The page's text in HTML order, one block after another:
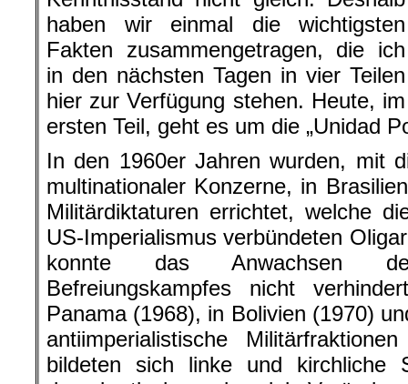
haben wir einmal die wichtigsten
Fakten zusammengetragen, die ich
in den nächsten Tagen in vier Teilen
hier zur Verfügung stehen. Heute, im
ersten Teil, geht es um die „Unidad
In den 1960er Jahren wurden, mit
multinationaler Konzerne, in
Militärdiktaturen errichtet, welche
US-Imperialismus verbündeten
konnte das Anwachsen des
Befreiungskampfes nicht
Panama (1968), in Bolivien (1970)
antiimperialistische
bildeten sich linke und kirchliche